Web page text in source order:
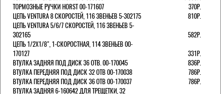
ТОРМОЗНЫЕ РУЧКИ HORST 00-171607
370Р.
ЦЕПЬ VENTURA 8 СКОРОСТЕЙ, 116 ЗВЕНЬЕВ 5-302175
810Р.
ЦЕПЬ VENTURA 5/6/7 СКОРОСТЕЙ, 116 ЗВЕНЬЕВ 5-
302165
582Р.
ЦЕПЬ 1/2Х1/8", 1-СКОРОСТНАЯ, 114 ЗВЕНЬЕВ 00-
170127
331Р.
ВТУЛКА ЗАДНЯЯ ПОД ДИСК 36 ОТВ. 00-170045
836Р.
ВТУЛКА ПЕРЕДНЯЯ ПОД ДИСК 32 ОТВ 00-170038
786Р.
ВТУЛКА ПЕРЕДНЯЯ ПОД ДИСК 36 ОТВ 00-170037
786Р.
ВТУЛКА ЗАДНЯЯ 6-160642 ДЛЯ ТРЕЩЕТКИ, 32